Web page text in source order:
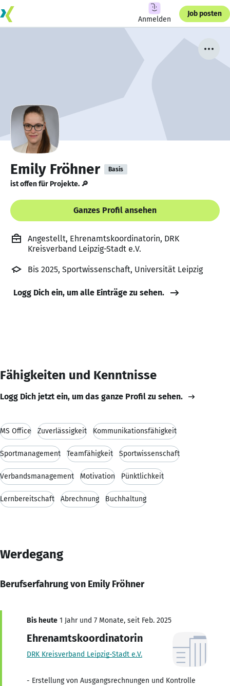
Anmelden
Job posten
Emily Fröhner Basis
ist offen für Projekte. 🔎
Ganzes Profil ansehen
Angestellt, Ehrenamtskoordinatorin, DRK
Kreisverband Leipzig-Stadt e.V.
Bis 2025, Sportwissenschaft, Universität Leipzig
Logg Dich ein, um alle Einträge zu sehen.
Fähigkeiten und Kenntnisse
Logg Dich jetzt ein, um das ganze Profil zu sehen.
MS Office Zuverlässigkeit Kommunikationsfähigkeit
Sportmanagement Teamfähigkeit Sportwissenschaft
Verbandsmanagement Motivation Pünktlichkeit
Lernbereitschaft Abrechnung Buchhaltung
Werdegang
Berufserfahrung von Emily Fröhner
Bis heute 1 Jahr und 7 Monate, seit Feb. 2025
Ehrenamtskoordinatorin
DRK Kreisverband Leipzig-Stadt e.V.
- Erstellung von Ausgangsrechnungen und Kontrolle